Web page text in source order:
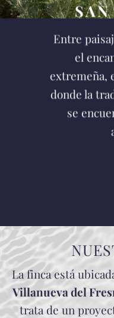
Entre
el
extremeña,
donde la
se
La finca está
Villanueva del
trata de un